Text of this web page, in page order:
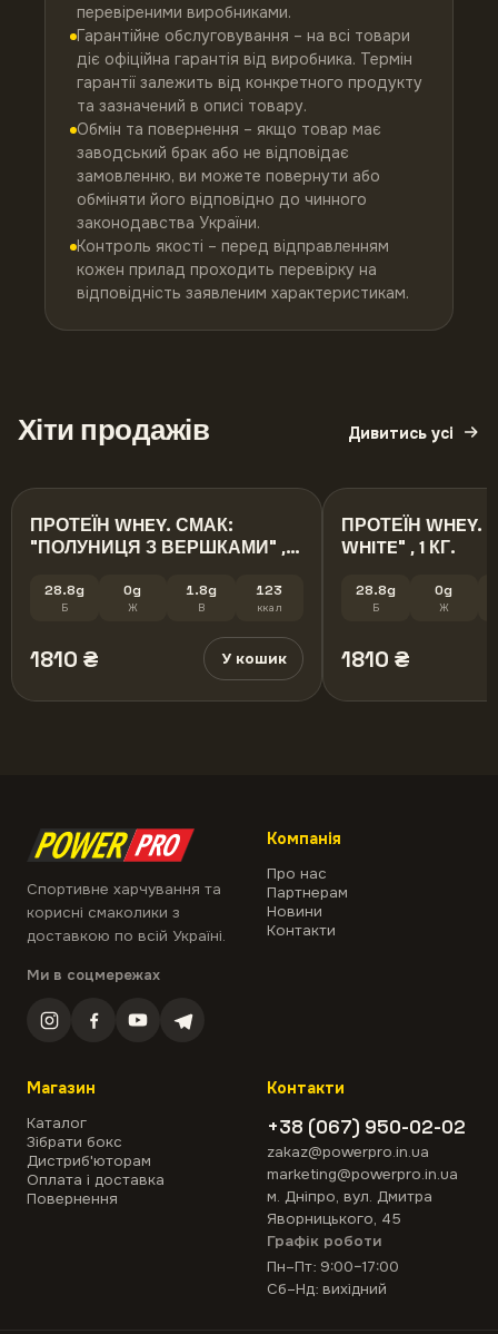
перевіреними виробниками.
Гарантійне обслуговування – на всі товари
діє офіційна гарантія від виробника. Термін
гарантії залежить від конкретного продукту
та зазначений в описі товару.
Обмін та повернення – якщо товар має
заводський брак або не відповідає
замовленню, ви можете повернути або
обміняти його відповідно до чинного
законодавства України.
Контроль якості – перед відправленням
кожен прилад проходить перевірку на
відповідність заявленим характеристикам.
Хіти продажів Дивитись усі
ПРОТЕЇН WHEY. СМАК:
"ПОЛУНИЦЯ З ВЕРШКАМИ" , 1
28.8g
Б
0g
Ж
1.8g
В
123
ккал
1810 ₴ У кошик
ПРОТЕЇН WHEY.
WHITE" , 1 КГ.
28.8g
Б
0g
Ж
1810 ₴
Спортивне харчування та
корисні смаколики з
доставкою по всій Україні.
Ми в соцмережах
Компанія
Про нас
Партнерам
Новини
Контакти
Магазин
Каталог
Зібрати бокс
Дистриб'юторам
Оплата і доставка
Повернення
Контакти
+38 (067) 950-02-02
zakaz@powerpro.in.ua
marketing@powerpro.in.ua
м. Дніпро, вул. Дмитра
Яворницького, 45
Графік роботи
Пн–Пт: 9:00–17:00
Сб–Нд: вихідний